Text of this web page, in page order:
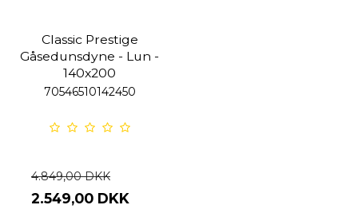
Classic Prestige
Gåsedunsdyne - Lun -
140x200
70546510142450
4.849,00 DKK
2.549,00 DKK